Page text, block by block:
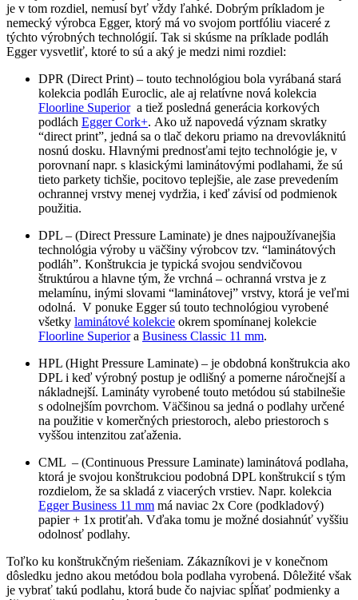
je v tom rozdiel, nemusí byť vždy ľahké. Dobrým príkladom je
nemecký výrobca Egger, ktorý má vo svojom portfóliu viaceré z
týchto výrobných technológií. Tak si skúsme na príklade podláh
Egger vysvetliť, ktoré to sú a aký je medzi nimi rozdiel:
DPR (Direct Print) – touto technológiou bola vyrábaná stará
kolekcia podláh Euroclic, ale aj relatívne nová kolekcia
Floorline Superiora tiež posledná generácia korkových
podlách Egger Cork+. Ako už napovedá význam skratky
“direct print”, jedná sa o tlač dekoru priamo na drevovláknitú
nosnú dosku. Hlavnými prednosťami tejto technológie je, v
porovnaní napr. s klasickými laminátovými podlahami, že sú
tieto parkety tichšie, pocitovo teplejšie, ale zase prevedením
ochrannej vrstvy menej vydržia, i keď závisí od podmienok
použitia.
DPL – (Direct Pressure Laminate) je dnes najpoužívanejšia
technológia výroby u väčšiny výrobcov tzv. “laminátových
podláh”. Konštrukcia je typická svojou sendvičovou
štruktúrou a hlavne tým, že vrchná – ochranná vrstva je z
melamínu, inými slovami “laminátovej” vrstvy, ktorá je veľmi
odolná. V ponuke Egger sú touto technológiou vyrobené
všetky laminátové kolekcie okrem spomínanej kolekcie
Floorline Superiora Business Classic 11 mm.
HPL (Hight Pressure Laminate) – je obdobná konštrukcia ako
DPL i keď výrobný postup je odlišný a pomerne náročnejší a
nákladnejší. Lamináty vyrobené touto metódou sú stabilnešie
s odolnejším povrchom. Väčšinou sa jedná o podlahy určené
na použitie v komerčných priestoroch, alebo priestoroch s
vyššou intenzitou zaťaženia.
CML – (Continuous Pressure Laminate) laminátová podlaha,
ktorá je svojou konštrukciou podobná DPL konštrukcií s tým
rozdielom, že sa skladá z viacerých vrstiev. Napr. kolekcia
Egger Business 11 mm má naviac 2x Core (podkladový)
papier + 1x protiťah. Vďaka tomu je možné dosiahnúť vyššiu
odolnosť podlahy.
Toľko ku konštrukčným riešeniam. Zákazníkovi je v konečnom
dôsledku jedno akou metódou bola podlaha vyrobená. Dôležité však
je vybrať takú podlahu, ktorá bude čo najviac spĺňať podmienky a